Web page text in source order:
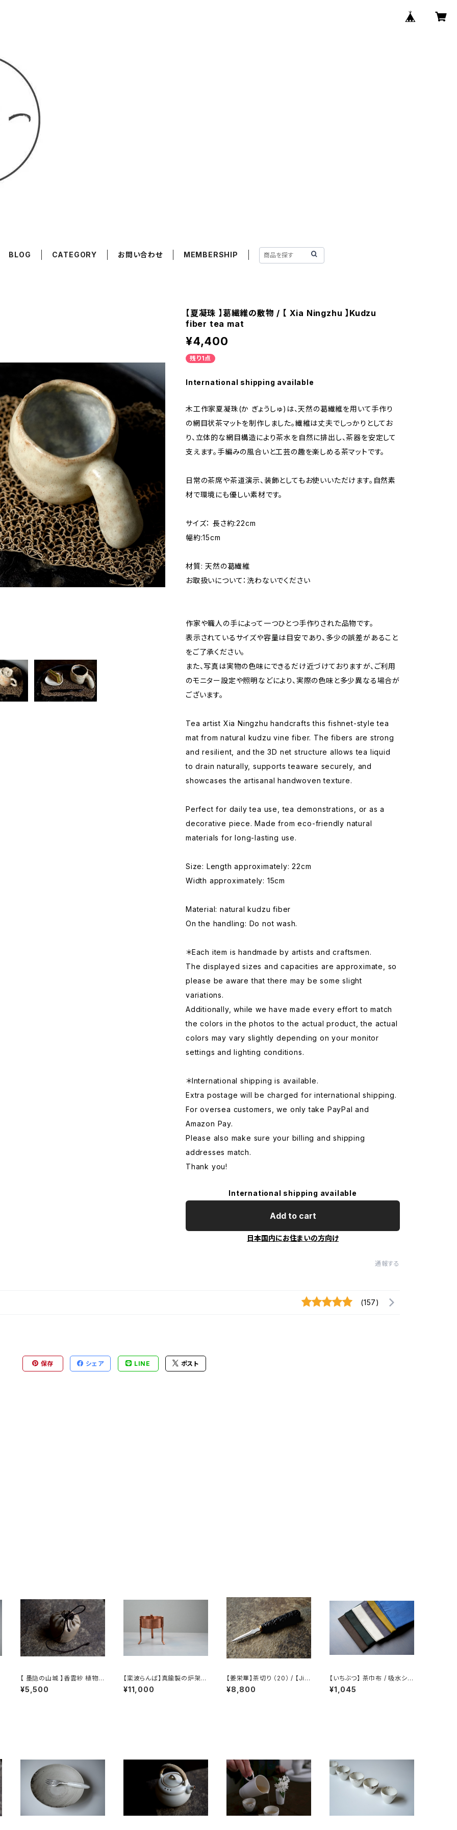
BLOG CATEGORY お問い合わせ MEMBERSHIP
【夏凝珠 】葛繊維の敷物 / 【 Xia Ningzhu 】Kudzu
fiber tea mat
¥4,400
残り1点
International shipping available
木工作家夏凝珠(か ぎょうしゅ)は、天然の葛繊維を用いて手作り
の網目状茶マットを制作しました。繊維は丈夫でしっかりとしてお
り、立体的な網目構造により茶水を自然に排出し、茶器を安定して
支えます。手編みの風合いと工芸の趣を楽しめる茶マットです。
日常の茶席や茶道演示、装飾としてもお使いいただけます。自然素
材で環境にも優しい素材です。
サイズ： 長さ約:22cm
幅約:15cm
材質: 天然の葛繊維
お取扱いについて：洗わないでください
作家や職人の手によって一つひとつ手作りされた品物です。
表示されているサイズや容量は目安であり、多少の誤差があること
をご了承ください。
また、写真は実物の色味にできるだけ近づけておりますが、ご利用
のモニター設定や照明などにより、実際の色味と多少異なる場合が
ございます。
Tea artist Xia Ningzhu handcrafts this fishnet-style tea
mat from natural kudzu vine fiber. The fibers are strong
and resilient, and the 3D net structure allows tea liquid
to drain naturally, supports teaware securely, and
showcases the artisanal handwoven texture.
Perfect for daily tea use, tea demonstrations, or as a
decorative piece. Made from eco-friendly natural
materials for long-lasting use.
Size: Length approximately: 22cm
Width approximately: 15cm
Material: natural kudzu fiber
On the handling: Do not wash.
＊Each item is handmade by artists and craftsmen.
The displayed sizes and capacities are approximate, so
please be aware that there may be some slight
variations.
Additionally, while we have made every effort to match
the colors in the photos to the actual product, the actual
colors may vary slightly depending on your monitor
settings and lighting conditions.
＊International shipping is available.
Extra postage will be charged for international shipping.
For oversea customers, we only take PayPal and
Amazon Pay.
Please also make sure your billing and shipping
addresses match.
Thank you!
International shipping available
Add to cart
日本国内にお住まいの方向け
通報する
(157)
保存 シェア LINE ポスト
【 墨隐の山城 】香雲紗 植物染
仕覆 めカップ袋 【 Ink & Mo
untain Tea Atelier】Tea C
¥5,500
【栾波らんば】真鍮製の炉架 /
【Bo Luan】Brass Trivet
¥11,000
【姜栄華】茶切り （20） / 【Jia
ng Ronghua】Tea knife（2
0）
¥8,800
【いちぶつ】 茶巾布 / 吸水シー
ト (カビが生えない)
¥1,045